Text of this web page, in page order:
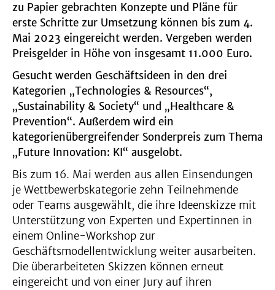
zu Papier gebrachten Konzepte und Pläne für
erste Schritte zur Umsetzung können bis zum 4.
Mai 2023 eingereicht werden. Vergeben werden
Preisgelder in Höhe von insgesamt 11.000 Euro.
Gesucht werden Geschäftsideen in den drei
Kategorien „Technologies & Resources“,
„Sustainability & Society“ und „Healthcare &
Prevention“. Außerdem wird ein
kategorienübergreifender Sonderpreis zum Thema
„Future Innovation: KI“ ausgelobt.
Bis zum 16. Mai werden aus allen Einsendungen
je Wettbewerbskategorie zehn Teilnehmende
oder Teams ausgewählt, die ihre Ideenskizze mit
Unterstützung von Experten und Expertinnen in
einem Online-Workshop zur
Geschäftsmodellentwicklung weiter ausarbeiten.
Die überarbeiteten Skizzen können erneut
eingereicht und von einer Jury auf ihren